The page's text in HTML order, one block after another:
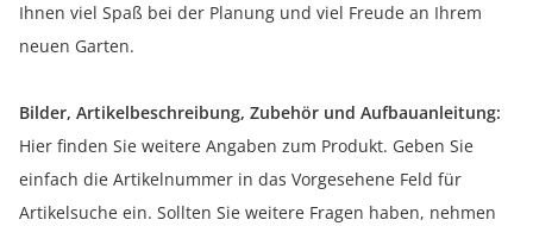
Ihnen viel Spaß bei der Planung und viel Freude an Ihrem
neuen Garten.
Bilder, Artikelbeschreibung, Zubehör und Aufbauanleitung:
Hier finden Sie weitere Angaben zum Produkt. Geben Sie
einfach die Artikelnummer in das Vorgesehene Feld für
Artikelsuche ein. Sollten Sie weitere Fragen haben, nehmen